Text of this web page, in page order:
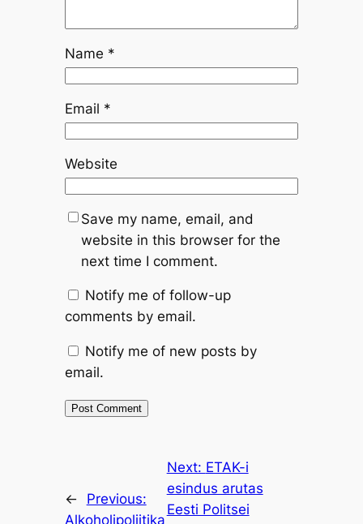
Name *
Email *
Website
Save my name, email, and
website in this browser for the
next time I comment.
Notify me of follow-up
comments by email.
Notify me of new posts by
email.
←
Previous:
Alkoholipoliitika
Next: ETAK-i
esindus arutas
Eesti Politsei